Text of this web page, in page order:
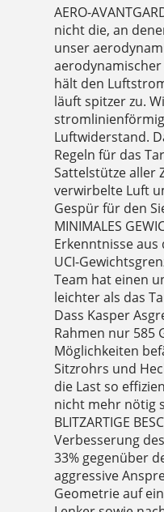
AERO-
nicht die, an
unser
aerodynamischer
hält den
läuft spitzer zu.
Luftwiderstand.
Regeln für das
Sattelstütze aller
verwirbelte Luft
Gespür für den
MINIMALES
Erkenntnisse
UCI-
Team hat einen
leichter als das
Dass Kasper
Rahmen nur 585
Möglichkeiten
Sitzrohrs und
die Last so
nicht mehr nötig
BLITZARTIGE
Verbesserung
33% gegenüber
aggressive
Geometrie auf